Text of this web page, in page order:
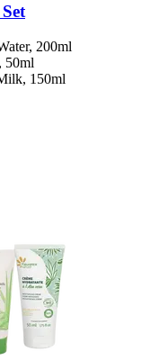
200ml
50ml
150ml